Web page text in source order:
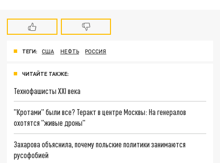
ТЕГИ: США НЕФТЬ РОССИЯ
ЧИТАЙТЕ ТАКЖЕ:
Технофашисты XXI века
"Кротами" были все? Теракт в центре Москвы: На генералов
охотятся "живые дроны"
Захарова объяснила, почему польские политики занимаются
русофобией